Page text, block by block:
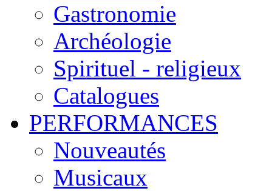
Gastronomie
Archéologie
Spirituel - religieux
Catalogues
PERFORMANCES
Nouveautés
Musicaux